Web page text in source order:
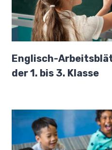
Englisch-
der 1. bis 3. Klasse